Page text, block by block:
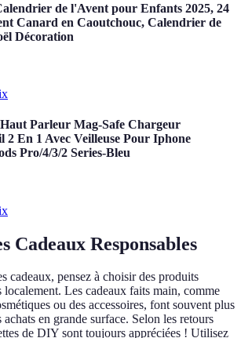
de l'Avent pour Enfants 2025, 24
Canard en Caoutchouc, Calendrier de
Décoration
Parleur Mag-Safe Chargeur
2 En 1 Avec Veilleuse Pour Iphone
Pro/4/3/2 Series-Bleu
Cadeaux Responsables
cadeaux, pensez à choisir des produits
localement. Les cadeaux faits main, comme
ou des accessoires, font souvent plus
en grande surface. Selon les retours
de DIY sont toujours appréciées ! Utilisez